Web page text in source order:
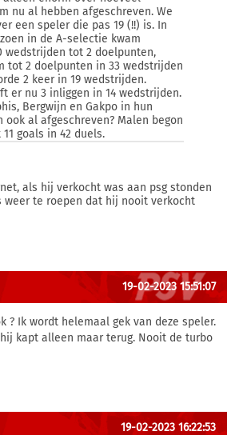
nu al hebben afgeschreven. We
een speler die pas 19 (!!) is. In
in de A-selectie kwam
wedstrijden tot 2 doelpunten,
tot 2 doelpunten in 33 wedstrijden
2 keer in 19 wedstrijden.
er nu 3 inliggen in 14 wedstrijden.
Bergwijn en Gakpo in hun
ook al afgeschreven? Malen begon
goals in 42 duels.
als hij verkocht was aan psg stonden
weer te roepen dat hij nooit verkocht
19-02-2023 15:51:07
? Ik wordt helemaal gek van deze speler.
kapt alleen maar terug. Nooit de turbo
19-02-2023 16:22:53